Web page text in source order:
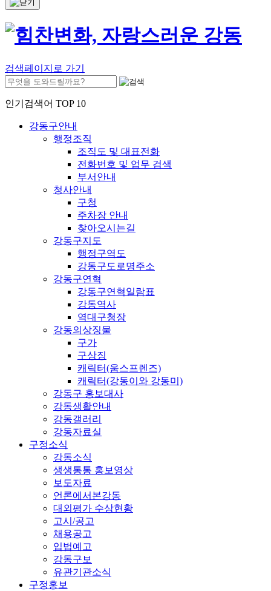
검색페이지로 가기
인기검색어 TOP 10
강동구안내
행정조직
조직도 및 대표전화
전화번호 및 업무 검색
부서안내
청사안내
구청
주차장 안내
찾아오시는길
강동구지도
행정구역도
강동구도로명주소
강동구연혁
강동구연혁일람표
강동역사
역대구청장
강동의상징물
구가
구상징
캐릭터(움스프렌즈)
캐릭터(강동이와 강동미)
강동구 홍보대사
강동생활안내
강동갤러리
강동자료실
구정소식
강동소식
생생통통 홍보영상
보도자료
언론에서본강동
대외평가 수상현황
고시/공고
채용공고
입법예고
강동구보
유관기관소식
구정홍보